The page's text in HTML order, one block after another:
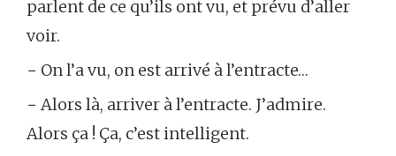
parlent de ce qu’ils ont vu, et prévu d’aller
voir.
− On l’a vu, on est arrivé à l’entracte…
− Alors là, arriver à l’entracte. J’admire.
Alors ça ! Ça, c’est intelligent.